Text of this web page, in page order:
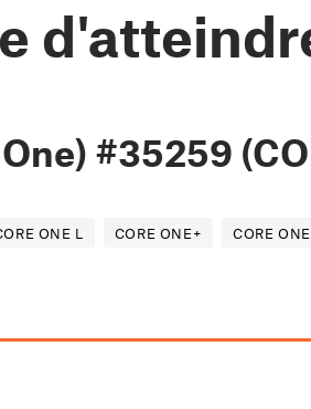
#35259
ONE L CORE ONE+ CORE